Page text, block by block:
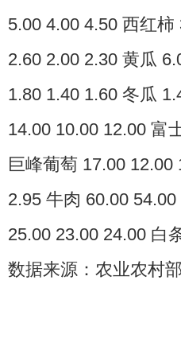
5.00 4.00 4.50 西红
2.60 2.00 2.30 黄瓜
1.80 1.40 1.60 冬瓜
14.00 10.00 12.00 富
巨峰葡萄 17.00 12.00
2.95 牛肉 60.00
25.00 23.00 24.00 白
数据来源：农业农村